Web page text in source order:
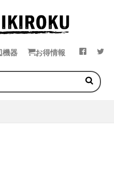
機器 お得情報